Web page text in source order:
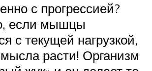
с прогрессией?
если мышцы
с текущей нагрузкой,
расти! Организм